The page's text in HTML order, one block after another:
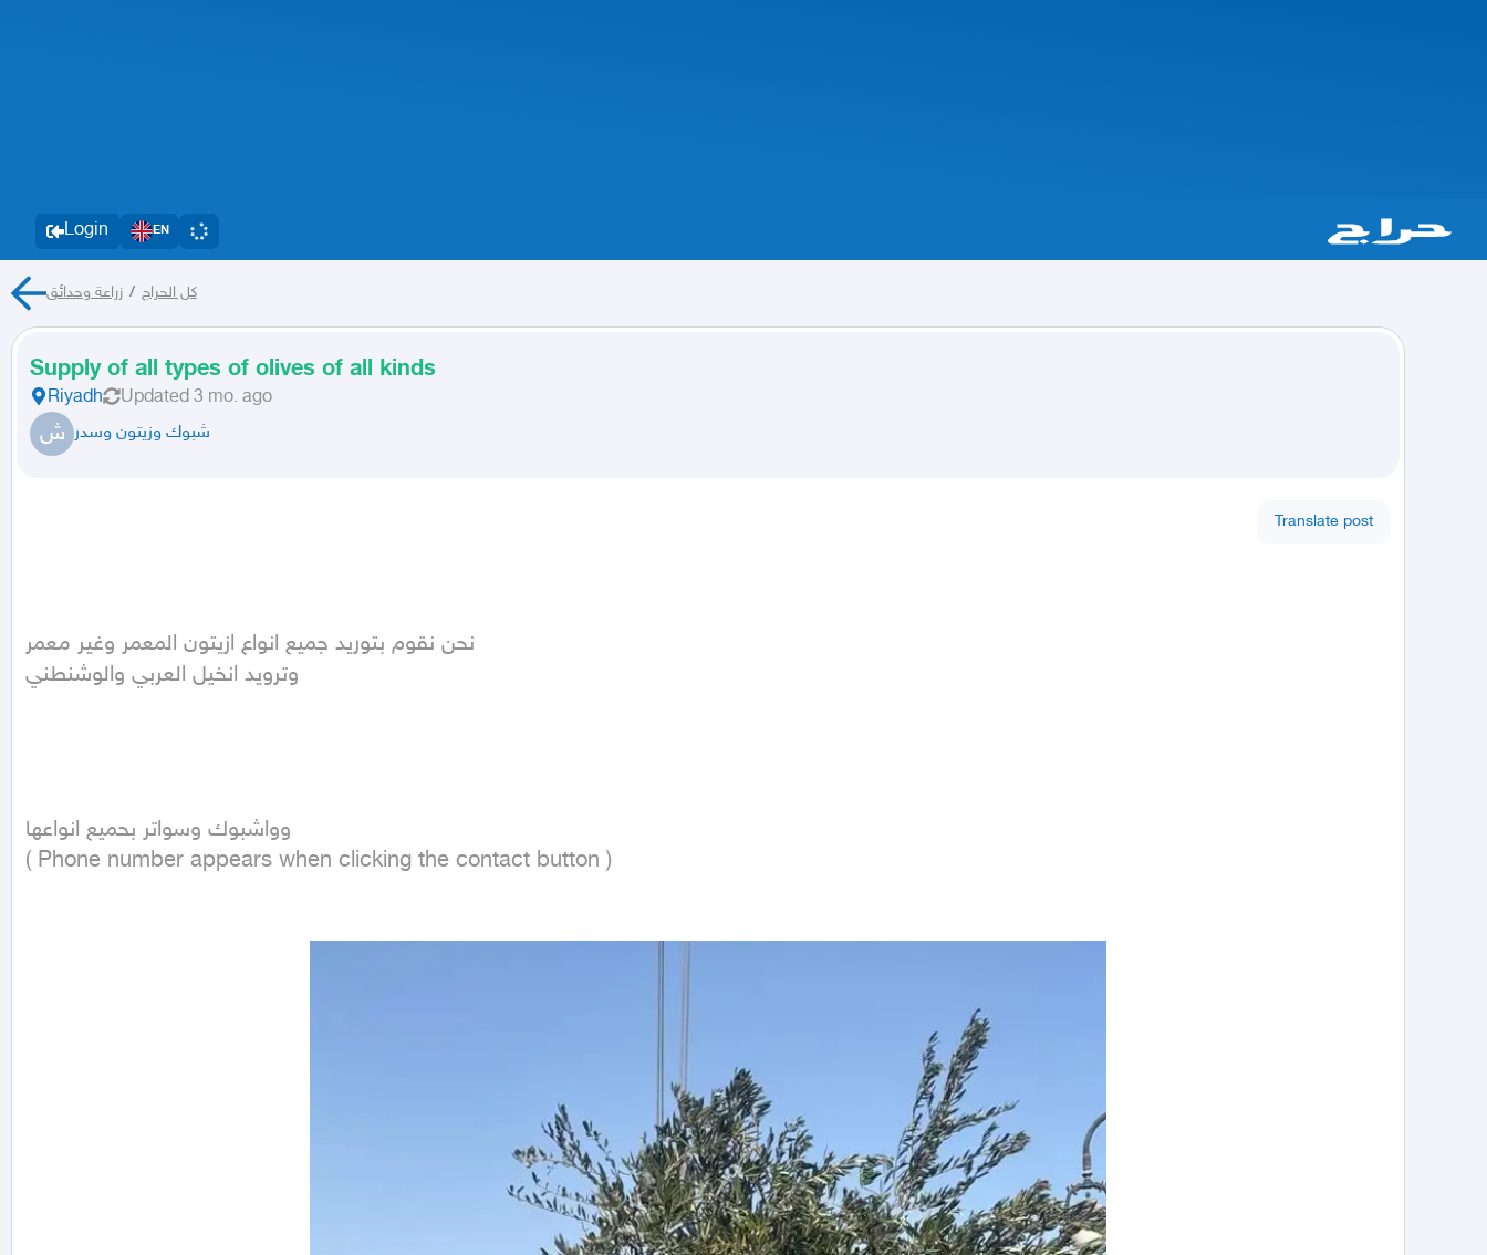
Login EN
كل الحراج / زراعة وحدائق
Supply of all types of olives of all kinds
Riyadh Updated 3 mo. ago
ش شبوك وزيتون وسدر
Translate post
نحن نقوم بتوريد جميع انواع ازيتون المعمر وغير معمر
وترويد انخيل العربي والوشنطني
وواشبوك وسواتر بحميع انواعها
( Phone number appears when clicking the contact button )